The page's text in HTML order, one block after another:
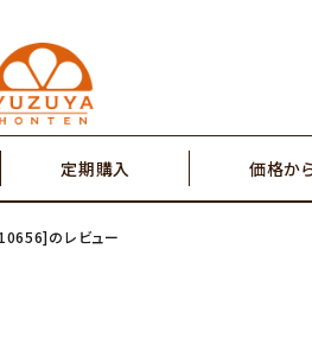
定期購入 価格か
辛味調味料・塩
2,000円～
7,000円～
のレビュー